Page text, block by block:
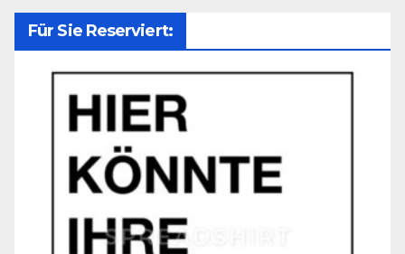
Für Sie Reserviert: